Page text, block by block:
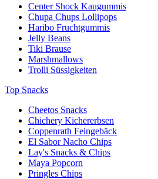
Center Shock Kaugummis
Chupa Chups Lollipops
Haribo Fruchtgummis
Jelly Beans
Tiki Brause
Marshmallows
Trolli Süssigkeiten
Top Snacks
Cheetos Snacks
Chichery Kichererbsen
Coppenrath Feingebäck
El Sabor Nacho Chips
Lay's Snacks & Chips
Maya Popcorn
Pringles Chips